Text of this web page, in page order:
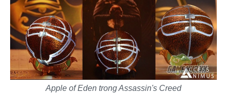
Apple of Eden trong Assassin's Creed